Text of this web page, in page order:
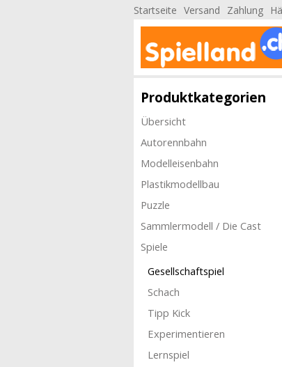
Startseite Versand Zahlung
Produktkategorien
Übersicht
Autorennbahn
Modelleisenbahn
Plastikmodellbau
Puzzle
Sammlermodell / Die Cast
Spiele
Gesellschaftspiel
Schach
Tipp Kick
Experimentieren
Lernspiel